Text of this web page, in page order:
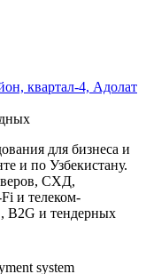
квартал-4, Адолат
для бизнеса и
и по Узбекистану.
СХД,
и телеком-
B2G и тендерных